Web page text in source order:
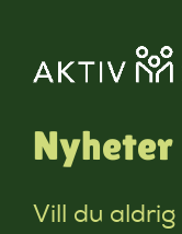
Vill du